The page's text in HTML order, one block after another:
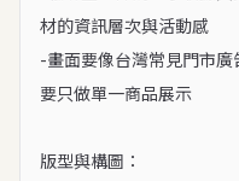
材的資訊層次與活動感
-畫面要像台灣常見門市
要只做單一商品展示
版型與構圖：